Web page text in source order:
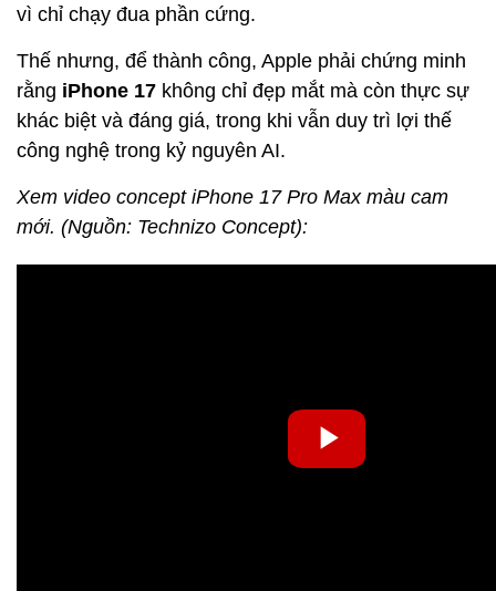
vì chỉ chạy đua phần cứng.
Thế nhưng, để thành công, Apple phải chứng minh
rằng iPhone 17 không chỉ đẹp mắt mà còn thực sự
khác biệt và đáng giá, trong khi vẫn duy trì lợi thế
công nghệ trong kỷ nguyên AI.
Xem video concept iPhone 17 Pro Max màu cam
mới. (Nguồn: Technizo Concept):